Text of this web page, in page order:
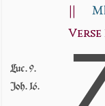
||
Verse
Luc. 9.
Joh. 16.